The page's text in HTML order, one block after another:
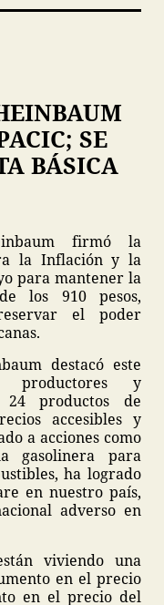
SE
BÁSICA
firmó la
la Inflación y la
para mantener la
los 910 pesos,
el poder
destacó este
y
24 productos de
accesibles y
a acciones como
gasolinera para
ha logrado
en nuestro país,
adverso en
viviendo una
en el precio
en el precio del